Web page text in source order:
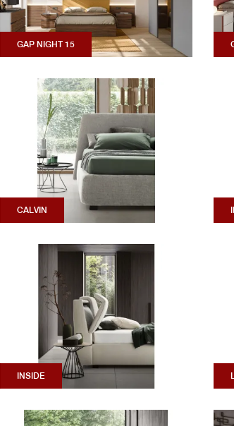
GAP NIGHT 15
CALVIN
INSIDE